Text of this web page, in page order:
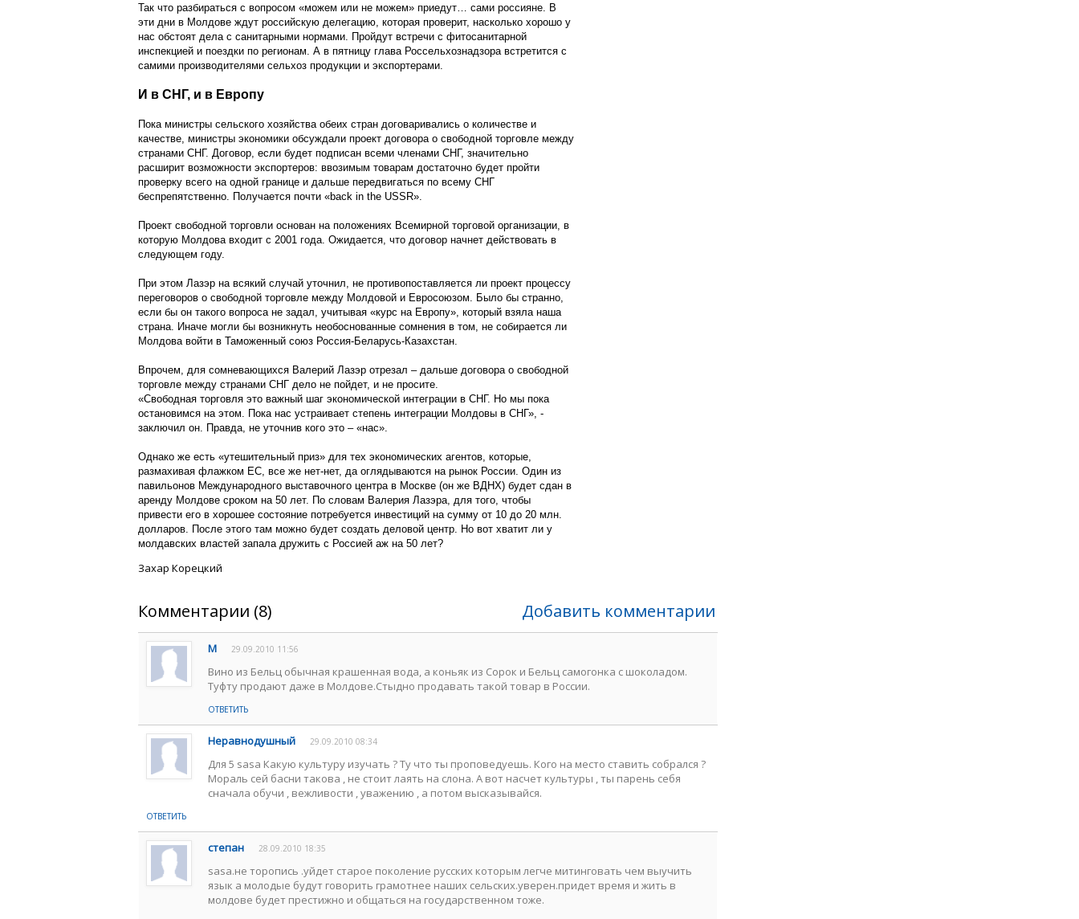
Так что разбираться с вопросом «можем или не можем» приедут… сами россияне. В
эти дни в Молдове ждут российскую делегацию, которая проверит, насколько хорошо у
нас обстоят дела с санитарными нормами. Пройдут встречи с фитосанитарной
инспекцией и поездки по регионам. А в пятницу глава Россельхознадзора встретится с
самими производителями сельхоз продукции и экспортерами.
И в СНГ, и в Европу
Пока министры сельского хозяйства обеих стран договаривались о количестве и
качестве, министры экономики обсуждали проект договора о свободной торговле между
странами СНГ. Договор, если будет подписан всеми членами СНГ, значительно
расширит возможности экспортеров: ввозимым товарам достаточно будет пройти
проверку всего на одной границе и дальше передвигаться по всему СНГ
беспрепятственно. Получается почти «back in the USSR».
Проект свободной торговли основан на положениях Всемирной торговой организации, в
которую Молдова входит с 2001 года. Ожидается, что договор начнет действовать в
следующем году.
При этом Лазэр на всякий случай уточнил, не противопоставляется ли проект процессу
переговоров о свободной торговле между Молдовой и Евросоюзом. Было бы странно,
если бы он такого вопроса не задал, учитывая «курс на Европу», который взяла наша
страна. Иначе могли бы возникнуть необоснованные сомнения в том, не собирается ли
Молдова войти в Таможенный союз Россия-Беларусь-Казахстан.
Впрочем, для сомневающихся Валерий Лазэр отрезал – дальше договора о свободной
торговле между странами СНГ дело не пойдет, и не просите.
«Свободная торговля это важный шаг экономической интеграции в СНГ. Но мы пока
остановимся на этом. Пока нас устраивает степень интеграции Молдовы в СНГ», -
заключил он. Правда, не уточнив кого это – «нас».
Однако же есть «утешительный приз» для тех экономических агентов, которые,
размахивая флажком ЕС, все же нет-нет, да оглядываются на рынок России. Один из
павильонов Международного выставочного центра в Москве (он же ВДНХ) будет сдан в
аренду Молдове сроком на 50 лет. По словам Валерия Лазэра, для того, чтобы
привести его в хорошее состояние потребуется инвестиций на сумму от 10 до 20 млн.
долларов. После этого там можно будет создать деловой центр. Но вот хватит ли у
молдавских властей запала дружить с Россией аж на 50 лет?
Захар Корецкий
Комментарии (8) Добавить комментарии
М 29.09.2010 11:56
Вино из Бельц обычная крашенная вода, а коньяк из Сорок и Бельц самогонка с шоколадом.
Туфту продают даже в Молдове.Стыдно продавать такой товар в России.
ОТВЕТИТЬ
Неравнодушный 29.09.2010 08:34
Для 5 sasa Какую культуру изучать ? Ту что ты проповедуешь. Кого на место ставить собрался ?
Мораль сей басни такова , не стоит лаять на слона. А вот насчет культуры , ты парень себя
сначала обучи , вежливости , уважению , а потом высказывайся.
ОТВЕТИТЬ
степан 28.09.2010 18:35
sasa.не торопись .уйдет старое поколение русских которым легче митинговать чем выучить
язык а молодые будут говорить грамотнее наших сельских.уверен.придет время и жить в
молдове будет престижно и общаться на государственном тоже.